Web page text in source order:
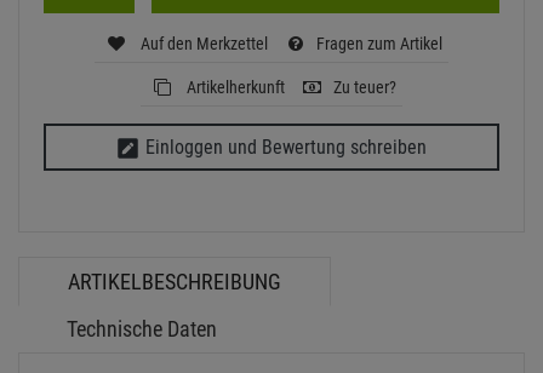
Auf den Merkzettel Fragen zum Artikel
Artikelherkunft Zu teuer?
Einloggen und Bewertung schreiben
ARTIKELBESCHREIBUNG
Technische Daten